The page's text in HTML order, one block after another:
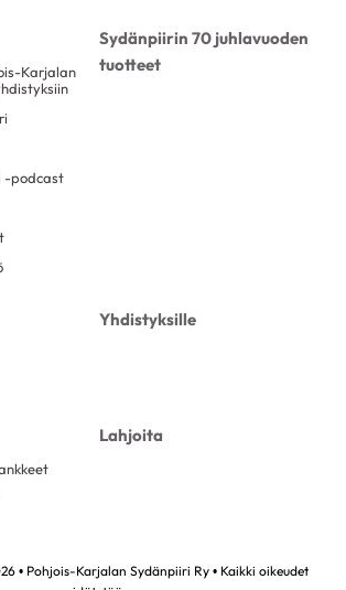
Karjalan
-podcast
Sydänpiirin 70 juhlavuoden
tuotteet
Yhdistyksille
Lahjoita
• Pohjois-Karjalan Sydänpiiri Ry • Kaikki oikeudet